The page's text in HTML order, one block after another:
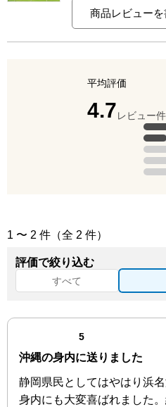
商品レビューを
平均評価
4.7点（
レビュー
5点の評価は2
4点の評価は1
3点の評価は0
2点の評価は0
1点の評価は0
1 〜 2 件（全 2 件）
評価で絞り込む
すべて
5点（5点満点中）
沖縄の身内に送りました
静岡県民としてはやはり浜
身内にも大変喜ばれました